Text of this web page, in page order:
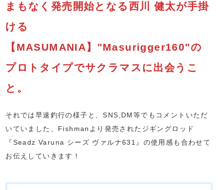
まもなく発売開始となる西川 健太が手掛
ける
【MASUMANIA】"Masurigger160"の
プロトタイプでサクラマスに出会うこ
と。
それでは早速釣行の様子と、SNS,DM等でもコメントいただ
いていました、Fishmanより発売されたジギングロッド
『Seadz Varuna シーズ ヴァルナ631』の使用感も合わせて
お伝えしていきます！